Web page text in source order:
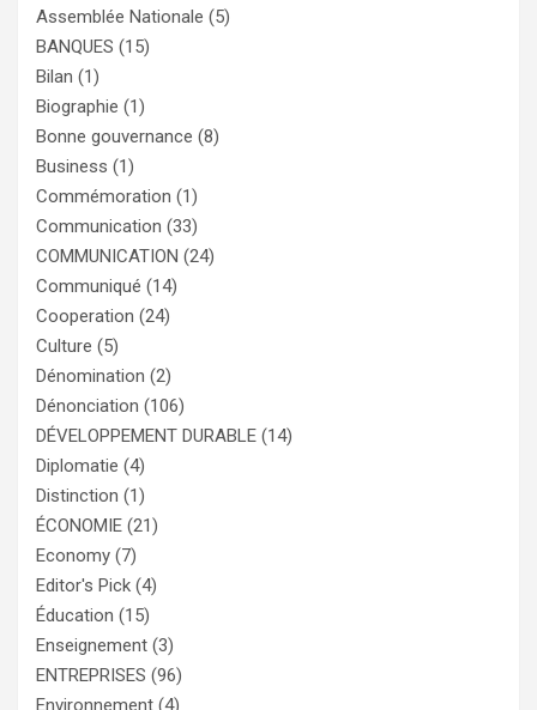
Assemblée Nationale (5)
BANQUES (15)
Bilan (1)
Biographie (1)
Bonne gouvernance (8)
Business (1)
Commémoration (1)
Communication (33)
COMMUNICATION (24)
Communiqué (14)
Cooperation (24)
Culture (5)
Dénomination (2)
Dénonciation (106)
DÉVELOPPEMENT DURABLE (14)
Diplomatie (4)
Distinction (1)
ÉCONOMIE (21)
Economy (7)
Editor's Pick (4)
Éducation (15)
Enseignement (3)
ENTREPRISES (96)
Environnement (4)